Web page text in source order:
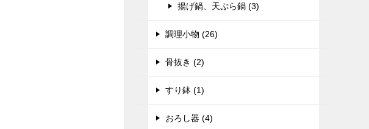
揚げ鍋、天ぷら鍋 (3)
調理小物 (26)
骨抜き (2)
すり鉢 (1)
おろし器 (4)